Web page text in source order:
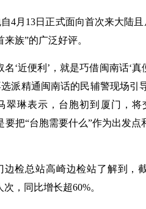
4月13日正式面向首次来大陆
族”的广泛好评。
名‘近便利’，就是巧借闽南话‘
派精通闽南话的民辅警现场引
翠琳表示，台胞初到厦门，
要把“台胞需要什么”作为出发点
边检总站高崎边检站了解到，
，同比增长超60%。